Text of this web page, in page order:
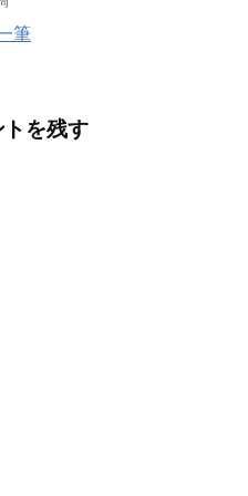
筆
トを残す